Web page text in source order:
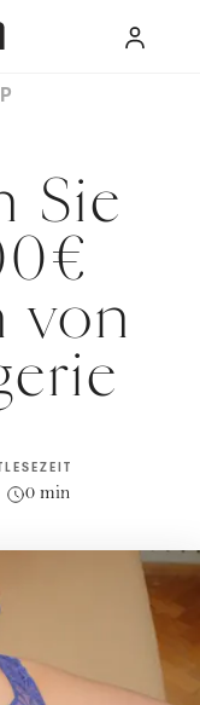
Sie
von
LESEZEIT
0 min